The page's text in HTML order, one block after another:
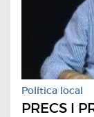
Política local
PRECS I